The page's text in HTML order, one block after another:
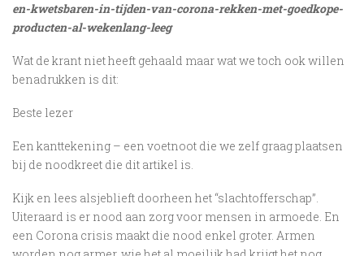
en-kwetsbaren-in-tijden-van-corona-rekken-met-goedkope-
producten-al-wekenlang-leeg
Wat de krant niet heeft gehaald maar wat we toch ook willen
benadrukken is dit:
Beste lezer
Een kanttekening – een voetnoot die we zelf graag plaatsen
bij de noodkreet die dit artikel is.
Kijk en lees alsjeblieft doorheen het “slachtofferschap”.
Uiteraard is er nood aan zorg voor mensen in armoede. En
een Corona crisis maakt die nood enkel groter. Armen